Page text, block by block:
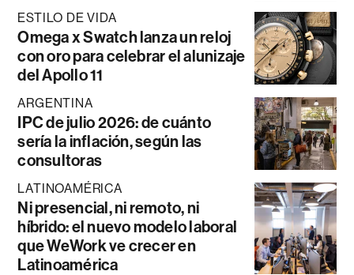
ESTILO DE VIDA
Omega x Swatch lanza un reloj
con oro para celebrar el alunizaje
del Apollo 11
ARGENTINA
IPC de julio 2026: de cuánto
sería la inflación, según las
consultoras
LATINOAMÉRICA
Ni presencial, ni remoto, ni
híbrido: el nuevo modelo laboral
que WeWork ve crecer en
Latinoamérica